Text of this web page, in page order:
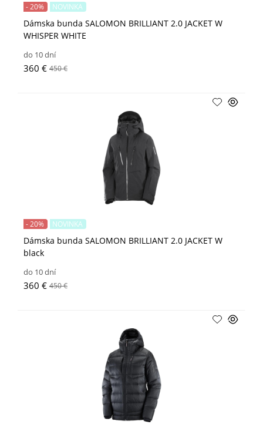
Dámska bunda SALOMON BRILLIANT 2.0 JACKET W
WHISPER WHITE
- 20% NOVINKA
do 10 dní
360 € 450 €
Dámska bunda SALOMON BRILLIANT 2.0 JACKET W
black
- 20% NOVINKA
do 10 dní
360 € 450 €